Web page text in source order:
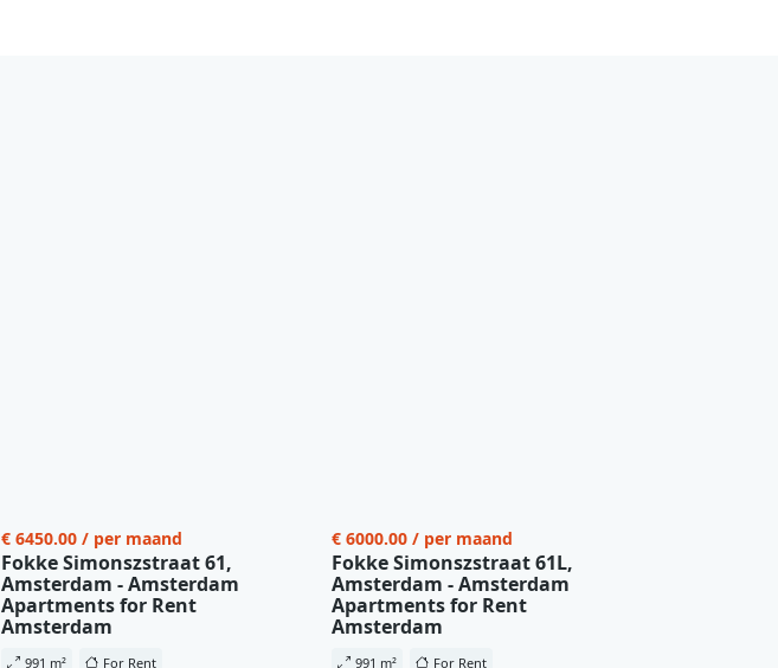
€ 6450.00 / per maand
Fokke Simonszstraat 61,
Amsterdam - Amsterdam
Apartments for Rent
Amsterdam
991 m² For Rent
€ 6000.00 / per maand
Fokke Simonszstraat 61L,
Amsterdam - Amsterdam
Apartments for Rent
Amsterdam
991 m² For Rent